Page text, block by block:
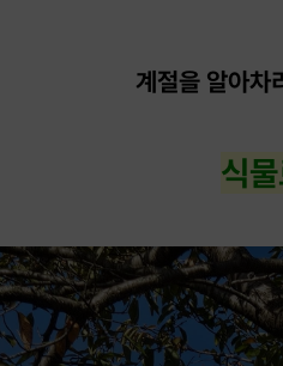
계절을 알아차
식